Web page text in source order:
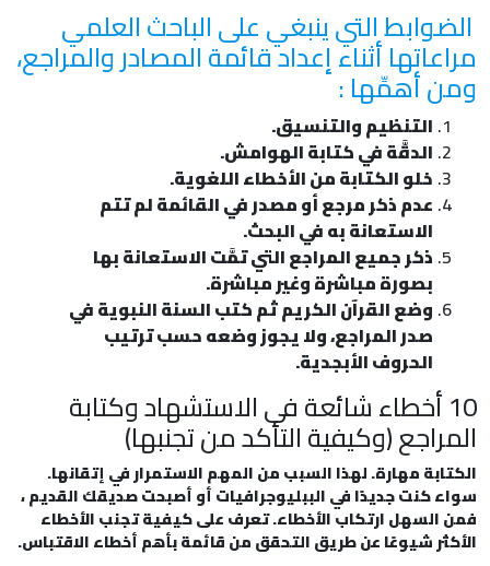
الضوابط التي ينبغي على الباحث العلمي
مراعاتها أثناء إعداد قائمة المصادر والمراجع،
ومن أهمِّها :
التنظيم والتنسيق.
الدقَّة في كتابة الهوامش.
خلو الكتابة من الأخطاء اللغوية.
عدم ذكر مرجع أو مصدر في القائمة لم تتم
الاستعانة به في البحث.
ذكر جميع المراجع التي تمَّت الاستعانة بها
بصورة مباشرة وغير مباشرة.
وضع القرآن الكريم ثم كتب السنة النبوية في
صدر المراجع، ولا يجوز وضعه حسب ترتيب
الحروف الأبجدية.
10 أخطاء شائعة في الاستشهاد وكتابة
المراجع (وكيفية التأكد من تجنبها)
الكتابة مهارة. لهذا السبب من المهم الاستمرار في إتقانها.
سواء كنت جديدًا في الببليوجرافيات أو أصبحت صديقك القديم ،
فمن السهل ارتكاب الأخطاء. تعرف على كيفية تجنب الأخطاء
الأكثر شيوعًا عن طريق التحقق من قائمة بأهم أخطاء الاقتباس.